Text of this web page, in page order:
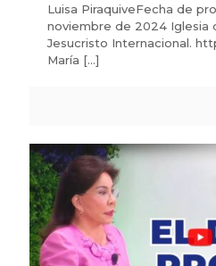
Luisa PiraquiveFecha de
noviembre de 2024 Iglesia
Jesucristo Internacional.
María […]